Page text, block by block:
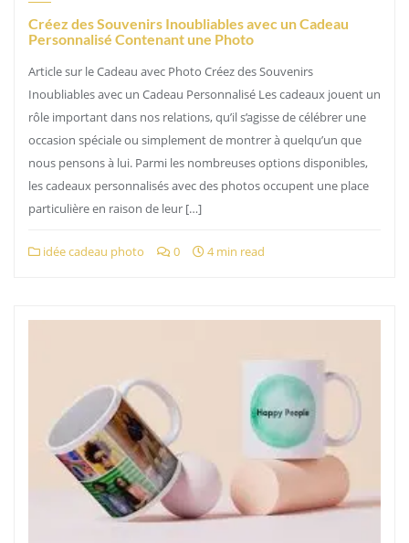
Créez des Souvenirs Inoubliables avec un Cadeau
Personnalisé Contenant une Photo
Article sur le Cadeau avec Photo Créez des Souvenirs
Inoubliables avec un Cadeau Personnalisé Les cadeaux jouent un
rôle important dans nos relations, qu’il s’agisse de célébrer une
occasion spéciale ou simplement de montrer à quelqu’un que
nous pensons à lui. Parmi les nombreuses options disponibles,
les cadeaux personnalisés avec des photos occupent une place
particulière en raison de leur […]
idée cadeau photo 0 4 min read